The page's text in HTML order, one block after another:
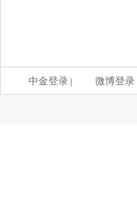
中金登录 微博登录